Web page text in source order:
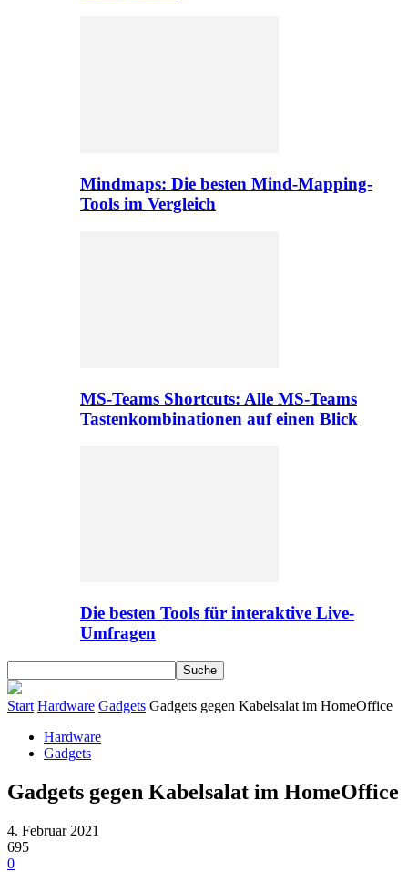
Mindmaps: Die besten Mind-Mapping-
Tools im Vergleich
MS-Teams Shortcuts: Alle MS-Teams
Tastenkombinationen auf einen Blick
Die besten Tools für interaktive Live-
Umfragen
Start Hardware Gadgets Gadgets gegen Kabelsalat im HomeOffice
Hardware
Gadgets
Gadgets gegen Kabelsalat im HomeOffice
4. Februar 2021
695
0